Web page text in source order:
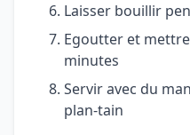
Laisser bouillir
Egoutter et
minutes
Servir avec du
plan-tain